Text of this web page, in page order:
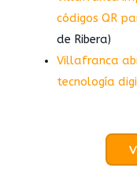
códigos QR
de Ribera)
Villafranca
tecnología